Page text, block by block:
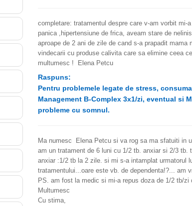
completare: tratamentul despre care v-am vorbit
panica ,hipertensiune de frica, aveam stare de
aproape de 2 ani de zile de cand s-a prapadit
vindecarii cu produse calivita care sa elimine ceea
multumesc ! Elena Petcu
Raspuns:
Pentru problemele legate de stress,
Management B-Complex 3x1/zi, eventual si
probleme cu somnul.
Ma numesc Elena Petcu si va rog sa ma sfatuiti in
am un tratament de 6 luni cu 1/2 tb. anxiar si 2/3
anxiar :1/2 tb la 2 zile. si mi s-a intamplat urmatorul
tratamentului...oare este vb. de dependenta!?... am
PS. am fost la medic si mi-a repus doza de 1/2 tb/
Multumesc
Cu stima,